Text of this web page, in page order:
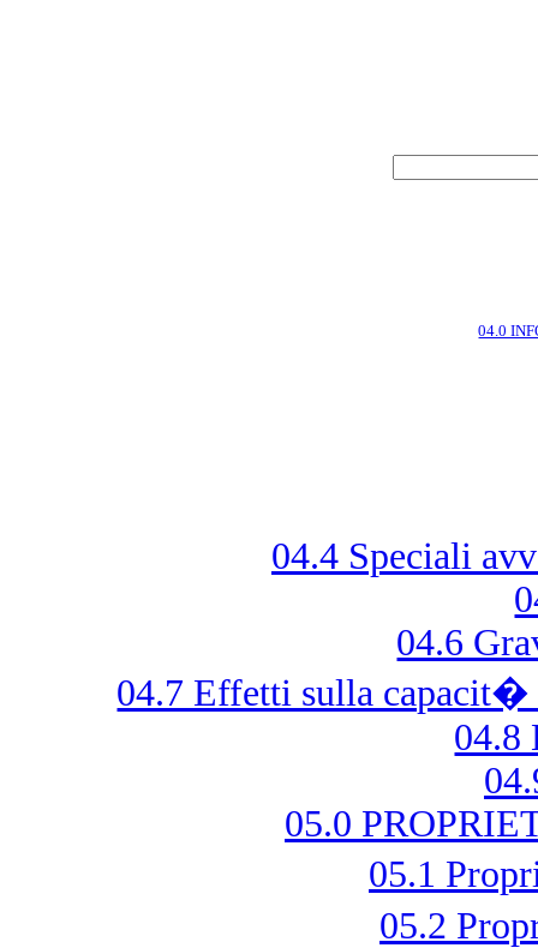
04.0
04.4 Speciali
04.6
04.7 Effetti sulla capacit�
04.8
05.0
05.1
05.2